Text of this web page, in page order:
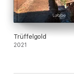
Trüffelgold
2021